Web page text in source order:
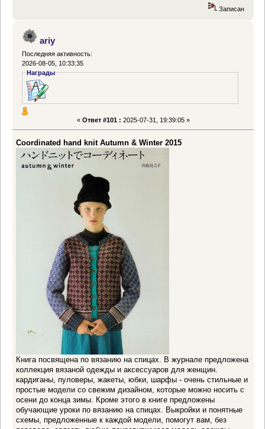
Записан
ariy
Последняя активность:
2026-08-05, 10:33:35
Награды
« Ответ #101 : 2025-07-31, 19:39:05 »
Coordinated hand knit Autumn & Winter 2015
Книга посвящена по вязанию на спицах. В журнале предложена
коллекция вязаной одежды и аксессуаров для женщин.
кардиганы, пуловеры, жакеты, юбки, шарфы - очень стильные и
простые модели со свежим дизайном, которые можно носить с
осени до конца зимы. Кроме этого в книге предложены
обучающие уроки по вязанию на спицах. Выкройки и понятные
схемы, предложенные к каждой модели, помогут вам, без